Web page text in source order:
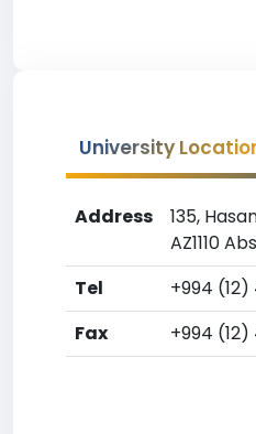
University
Address
135,
AZ1110
Tel
+994
Fax
+994